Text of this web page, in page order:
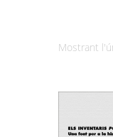
Mostrant